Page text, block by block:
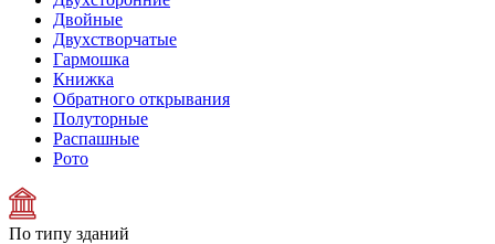
Двойные
Двухстворчатые
Гармошка
Книжка
Обратного открывания
Полуторные
Распашные
Рото
По типу зданий